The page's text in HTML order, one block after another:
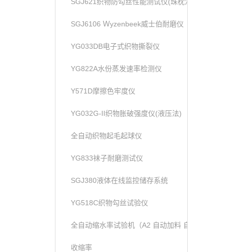
SGJ6106 Ｗyzenbeek威士伯耐磨仪
YG033DB电子式织物撕裂仪
YG822A水份蒸发速率检测仪
Y571D摩擦色牢度仪
YG032G-II织物胀破强度仪(液压法)
全自动织物起毛起球仪
YG833袜子耐磨测试仪
SGJ380液体在线监控储存系统
YG518C织物勾丝试验仪
全自动缩水率试验机（A2 自动加料 自动称重）
收缩率